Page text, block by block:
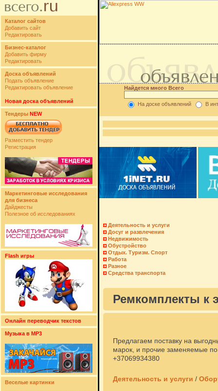
Каталог сайтов
Добавить сайт
Редактировать
Бизнес-каталог
Добавить фирму
Редактировать
Доска объявлений
Подать объявление
Редактировать объявление
Новая доска объявлений
Тендеры NEW
Разместить тендер
Регистрация
Маркетинговые исследования
для бизнеса
Дайджесты
Полезное об исследованиях
Flash игры
Онлайн переводчик текстов
Музыка в MP3
Веселые картинки
Найдется много Всего
На доске объявлений В
Деятельность и услуги
Досуг и развлечения
Недвижимость
Обустройство
Отдых. Туризм. Спорт
Работа
Разное
Средства транспорта
Ремкомплекты к
Предлагаем поставку на
марок, и прочие заменяемые
+37069934380
Деятельность и услуги /